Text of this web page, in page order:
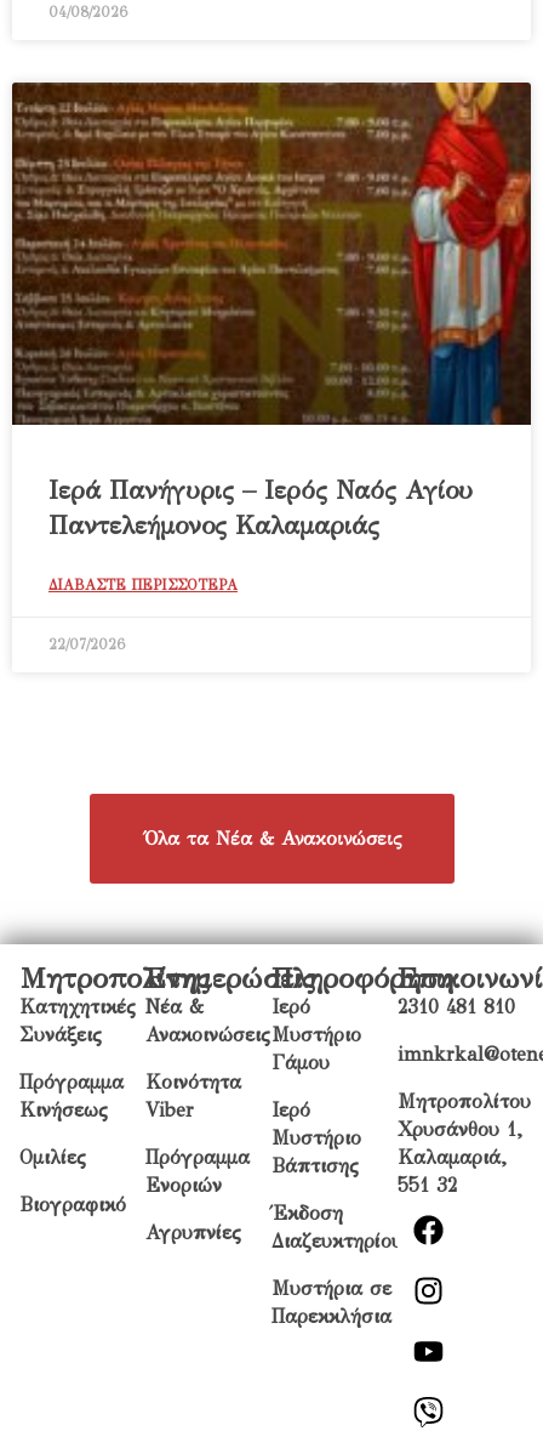
04/08/2026
Ιερά Πανήγυρις – Ιερός Ναός Αγίου
Παντελεήμονος Καλαμαριάς
ΔΙΑΒΑΣΤΕ ΠΕΡΙΣΣΟΤΕΡΑ
22/07/2026
Όλα τα Νέα & Ανακοινώσεις
Μητροπολίτης
Κατηχητικές
Συνάξεις
Πρόγραμμα
Κινήσεως
Ομιλίες
Βιογραφικό
Ενημερώσεις
Νέα &
Ανακοινώσεις
Κοινότητα
Viber
Πρόγραμμα
Ενοριών
Αγρυπνίες
Πληροφόρηση
Ιερό
Μυστήριο
Γάμου
Ιερό
Μυστήριο
Βάπτισης
Έκδοση
Διαζευκτηρίου
Μυστήρια σε
Παρεκκλήσια
2310 481 810
Μητροπολίτου
Χρυσάνθου 1,
Καλαμαριά,
551 32